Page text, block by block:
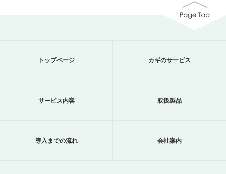
トップページ カギのサービス
サービス内容 取扱製品
導入までの流れ 会社案内